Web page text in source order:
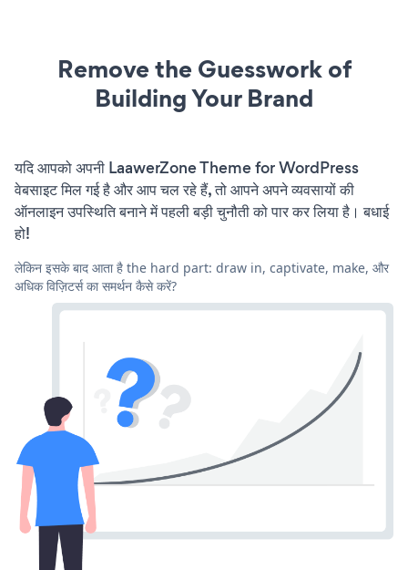
Remove the Guesswork of
Building Your Brand
यदि आपको अपनी LaawerZone Theme for WordPress
वेबसाइट मिल गई है और आप चल रहे हैं, तो आपने अपने व्यवसायों की
ऑनलाइन उपस्थिति बनाने में पहली बड़ी चुनौती को पार कर लिया है। बधाई
हो!
लेकिन इसके बाद आता है the hard part: draw in, captivate, make, और
अधिक विज़िटर्स का समर्थन कैसे करें?